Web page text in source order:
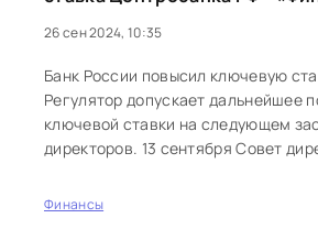
26 сен 2024, 10:35
Банк России повысил ключевую
Регулятор допускает дальнейшее
ключевой ставки на следующем
директоров. 13 сентября Совет
Финансы